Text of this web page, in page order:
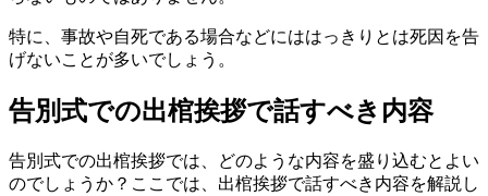
特に、事故や自死である場合などにははっきりとは死因を告
げないことが多いでしょう。
告別式での出棺挨拶で話すべき内容
告別式での出棺挨拶では、どのような内容を盛り込むとよい
のでしょうか？ここでは、出棺挨拶で話すべき内容を解説し